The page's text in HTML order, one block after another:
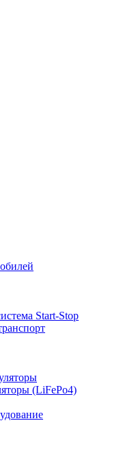
Start-Stop
(LiFePo4)